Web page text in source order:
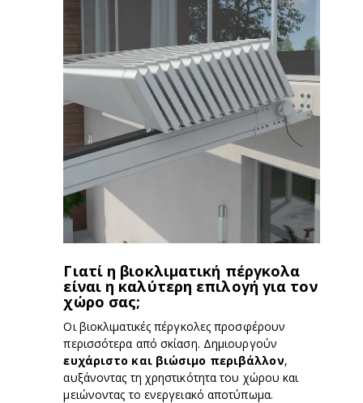
Γιατί η βιοκλιματική πέργκολα
είναι η καλύτερη επιλογή για τον
χώρο σας;
Οι βιοκλιματικές πέργκολες προσφέρουν
περισσότερα από σκίαση. Δημιουργούν
ευχάριστο και βιώσιμο περιβάλλον,
αυξάνοντας τη χρηστικότητα του χώρου και
μειώνοντας το ενεργειακό αποτύπωμα.